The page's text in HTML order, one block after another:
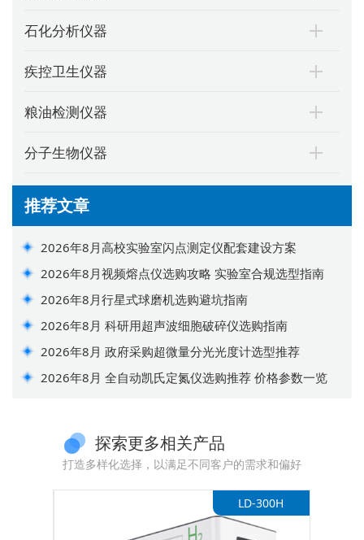
石化分析仪器
疾控卫生仪器
粮油检测仪器
分子生物仪器
推荐文章
2026年8月高校实验室闪点测定仪配套建设方案
2026年8月视频熔点仪选购攻略 实验室合规选型指南
2026年8月行星式球磨机选购避坑指南
2026年8月 科研用超声波细胞破碎仪选购指南
2026年8月 政府采购超微量分光光度计选型推荐
2026年8月 全自动凯氏定氮仪选购推荐 价格参数一览
探索更多相关产品
打造多样化选择，以满足不同客户的需求和偏好
LD-300H